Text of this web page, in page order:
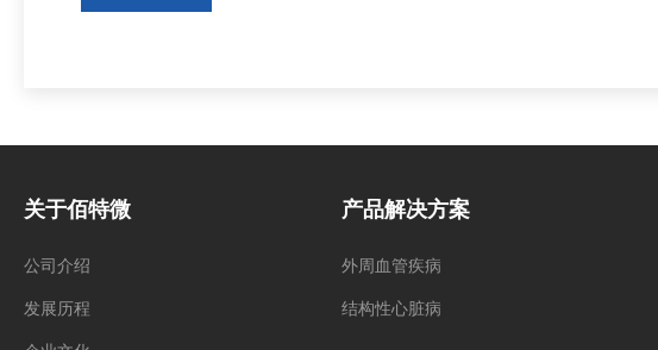
关于佰特微
公司介绍
发展历程
产品解决方案
外周血管疾病
结构性心脏病